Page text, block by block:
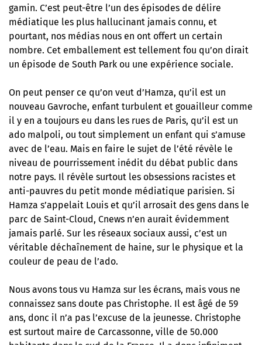
gamin. C’est peut-être l’un des épisodes de délire
médiatique les plus hallucinant jamais connu, et
pourtant, nos médias nous en ont offert un certain
nombre. Cet emballement est tellement fou qu’on dirait
un épisode de South Park ou une expérience sociale.
On peut penser ce qu’on veut d’Hamza, qu’il est un
nouveau Gavroche, enfant turbulent et gouailleur comme
il y en a toujours eu dans les rues de Paris, qu’il est un
ado malpoli, ou tout simplement un enfant qui s’amuse
avec de l’eau. Mais en faire le sujet de l’été révèle le
niveau de pourrissement inédit du débat public dans
notre pays. Il révèle surtout les obsessions racistes et
anti-pauvres du petit monde médiatique parisien. Si
Hamza s’appelait Louis et qu’il arrosait des gens dans le
parc de Saint-Cloud, Cnews n’en aurait évidemment
jamais parlé. Sur les réseaux sociaux aussi, c’est un
véritable déchaînement de haine, sur le physique et la
couleur de peau de l’ado.
Nous avons tous vu Hamza sur les écrans, mais vous ne
connaissez sans doute pas Christophe. Il est âgé de 59
ans, donc il n’a pas l’excuse de la jeunesse. Christophe
est surtout maire de Carcassonne, ville de 50.000